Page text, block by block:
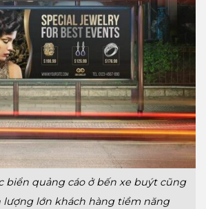
biển quảng cáo ở bến xe buýt cũng
lượng lớn khách hàng tiềm năng